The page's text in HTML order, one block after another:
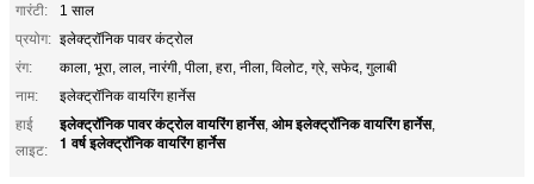
गारंटी:
1 साल
प्रयोग: इलेक्ट्रॉनिक पावर कंट्रोल
रंग:
काला, भूरा, लाल, नारंगी, पीला, हरा, नीला, विलोट, ग्रे, सफेद, गुलाबी
नाम:
इलेक्ट्रॉनिक वायरिंग हार्नेस
हाई
लाइट:
इलेक्ट्रॉनिक पावर कंट्रोल वायरिंग हार्नेस, ओम इलेक्ट्रॉनिक वायरिंग हार्नेस,
1 वर्ष इलेक्ट्रॉनिक वायरिंग हार्नेस